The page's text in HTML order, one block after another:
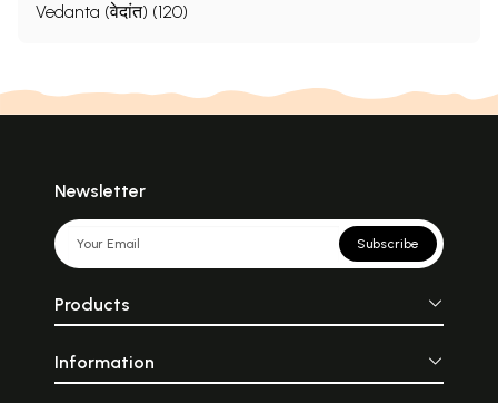
Vedanta (वेदांत) (120)
Newsletter
Subscribe
Products
Information